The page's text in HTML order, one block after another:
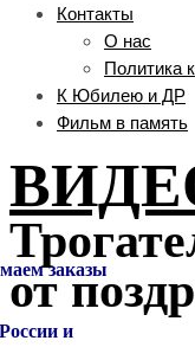
Контакты
О нас
Политика
К Юбилею и ДР
Фильм в память
отзаказы
и